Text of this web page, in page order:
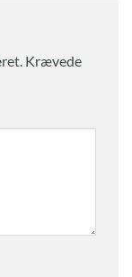
Krævede